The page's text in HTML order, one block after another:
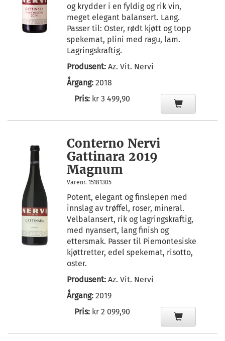
og krydder i en fyldig og rik vin,
meget elegant balansert. Lang.
Passer til: Oster, rødt kjøtt og topp
spekemat, plini med ragu, lam.
Lagringskraftig.
Produsent: Az. Vit. Nervi
Årgang: 2018
Pris: kr 3 499,90
Conterno Nervi
Gattinara 2019
Magnum
Varenr. 15181305
Potent, elegant og finslepen med
innslag av trøffel, roser, mineral.
Velbalansert, rik og lagringskraftig,
med nyansert, lang finish og
ettersmak. Passer til Piemontesiske
kjøttretter, edel spekemat, risotto,
oster.
Produsent: Az. Vit. Nervi
Årgang: 2019
Pris: kr 2 099,90